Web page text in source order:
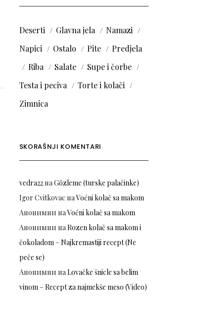
Deserti Glavna jela
Namazi
Napici
Ostalo Pite
Predjela
Riba
Salate
Supe i čorbe
Testa i peciva
Torte i kolači
Zimnica
SKORAŠNJI KOMENTARI
vedra22наGözleme (turske palačinke)
Igor Cvitkovac наVoćni kolač sa makom
Анонимни наVoćni kolač sa makom
Анонимни наRozen kolač sa makom i
čokoladom – Najkremastiji recept (Ne
peče se)
Анонимни наLovačke šnicle sa belim
vinom – Recept za najmekše meso (Video)